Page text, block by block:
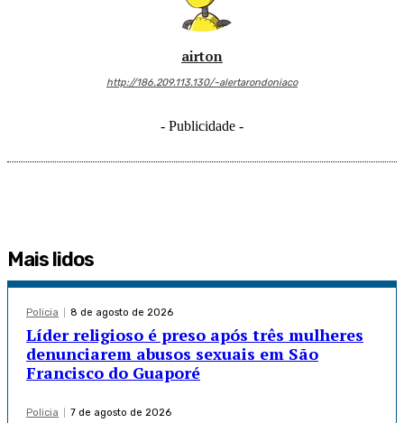
airton
http://186.209.113.130/~alertarondoniaco
- Publicidade -
Mais lidos
Policia 8 de agosto de 2026
Líder religioso é preso após três mulheres
denunciarem abusos sexuais em São
Francisco do Guaporé
Policia 7 de agosto de 2026